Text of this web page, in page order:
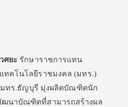
ศยะ รักษาราชการแทน
ทคโนโลยีราชมงคล (มทร.)
มทร.ธัญบุรี มุ่งผลิตบัณฑิตนัก
นาบัณฑิตที่สามารถสร้างผล